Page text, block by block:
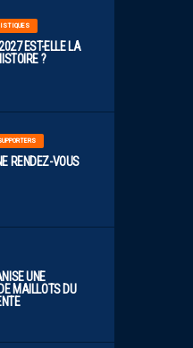
EST-ELLE LA
?
RENDEZ-VOUS
UNE
MAILLOTS DU